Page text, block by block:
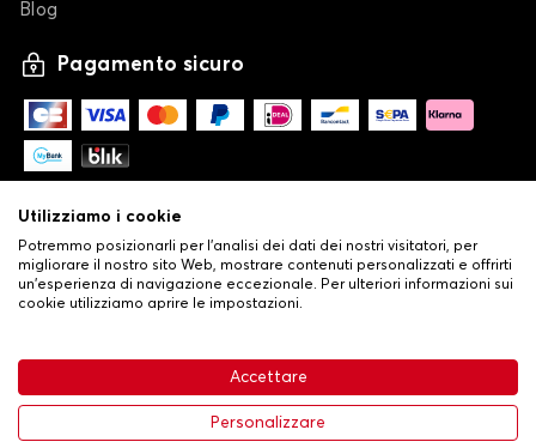
114,37 €
-25% 152,49 €
Aggiungi al carrello
Blog
Pagamento sicuro
Condizioni generali di vendita•
Politica sulla privacy e sui cookie•Livraison
Utilizziamo i cookie
Potremmo posizionarli per l'analisi dei dati dei nostri visitatori, per
migliorare il nostro sito Web, mostrare contenuti personalizzati e offrirti
un'esperienza di navigazione eccezionale. Per ulteriori informazioni sui
cookie utilizziamo aprire le impostazioni.
Accettare
Personalizzare